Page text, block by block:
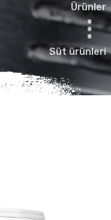
Ürünler
Süt ürünleri